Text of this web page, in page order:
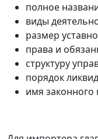
полное
виды
размер
права и
структуру
порядок
имя законного